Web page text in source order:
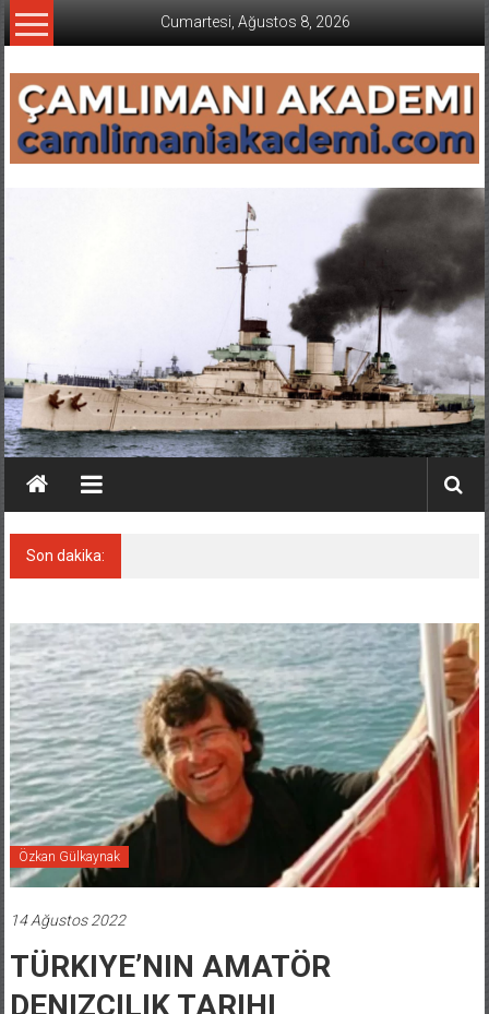
İçeriğe
geç
Cumartesi, Ağustos 8, 2026
Son dakika:
Özkan Gülkaynak
14 Ağustos 2022
TÜRKIYE’NIN AMATÖR
DENIZCILIK TARIHI